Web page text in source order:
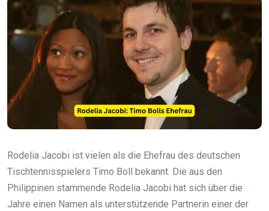
Rodelia Jacobi ist vielen als die Ehefrau des deutschen
Tischtennisspielers Timo Boll bekannt. Die aus den
Philippinen stammende Rodelia Jacobi hat sich über die
Jahre einen Namen als unterstützende Partnerin einer der